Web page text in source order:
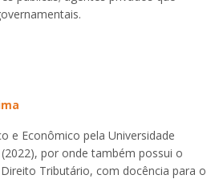
e Econômico pela Universidade
por onde também possui o
Tributário, com docência para o